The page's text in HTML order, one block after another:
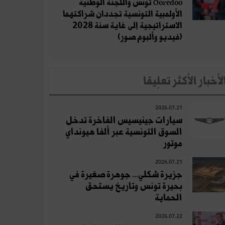
Ooredoo تونس واللجنة الوطنية
الأولمبية التونسية تجددان شراكتهما
الاستراتيجية إلى غاية سنة 2028
(فيديو وألبوم صور)
الأكثر تعلِيقا
2026.07.21
سيارات جينيسيس الفاخرة تدخل
السوق التونسية عبر ألفا هيونداي
موتور
2026.07.21
جزيرة شكلي... جوهرة صغيرة في
بحيرة تونس وتاريخ يستحق
الحماية
2026.07.22